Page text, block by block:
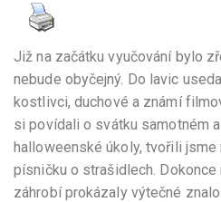
Již na začátku vyučování bylo
nebude obyčejný. Do lavic
kostlivci, duchové a známí
si povídali o svátku samotném
halloweenské úkoly, tvořili jsme
písničku o strašidlech.
záhrobí prokázaly výtečné